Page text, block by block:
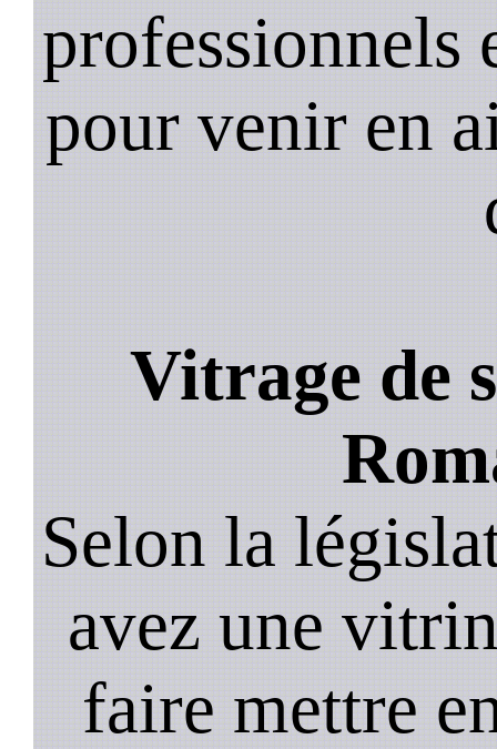
professionnels
pour venir en
Vitrage de
Selon la
avez une
faire mettre